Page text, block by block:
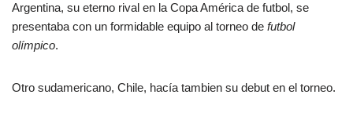
Argentina, su eterno rival en la Copa América de futbol, se
presentaba con un formidable equipo al torneo de futbol
olímpico.
Otro sudamericano, Chile, hacía tambien su debut en el torneo.